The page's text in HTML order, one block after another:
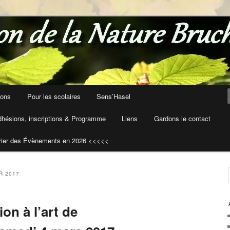
Pour les scolaires Sens’Hasel
inscriptions & Programme Liens Gardons le contact
des Évènements en 2026 <<<<<
2017
à l’art de